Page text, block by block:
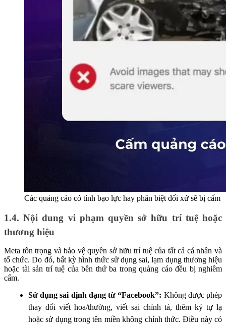
Các quảng cáo có tính bạo lực hay phân biệt đối xử sẽ bị cấm
1.4. Nội dung vi phạm quyền sở hữu trí tuệ hoặc
thương hiệu
Meta tôn trọng và bảo vệ quyền sở hữu trí tuệ của tất cả cá nhân và
tổ chức. Do đó, bất kỳ hình thức sử dụng sai, lạm dụng thương hiệu
hoặc tài sản trí tuệ của bên thứ ba trong quảng cáo đều bị nghiêm
cấm.
Sử dụng sai định dạng từ “Facebook”: Không được phép
thay đổi viết hoa/thường, viết sai chính tả, thêm ký tự lạ
hoặc sử dụng trong tên miền không chính thức. Điều này có